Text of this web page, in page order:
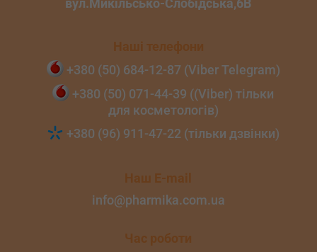
Наші телефони
+380 (50) 684‑12‑87 (Viber Telegram)
+380 (50) 071‑44‑39 ((Viber) тільки
для косметологів)
+380 (96) 911‑47‑22 (тільки дзвінки)
Наш E-mail
info@pharmika.com.ua
Час роботи